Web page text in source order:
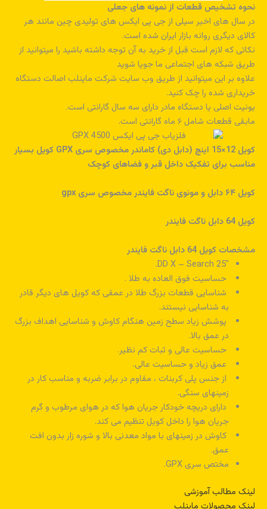
نحوه تشخیص قطعات از نمونه های جعلی
در سال های اخیر سیلی از جی پی ایکس های تولیدی چین مانند هر
کالای دیگری روانه بازار ایران شده است.
نکاتی که لازم است قبل از خرید به آن توجه داشته باشید را میتوانید از
طریق شبکه های اجتماعی ما جویا شوید
علاوه بر این میتوانید از طریق وب سایت شرکت ماینلب اصالت دستگاه
خریداری شده را چک کنید.
یونیت اصلی یا دستگاه مادر دارای سه سال گارانتی است.
مابقی قطعات شامل ۶ ماه گارانتی است.
کویل 12×15 اینچ (دابل دی) کاماندر مخصوص سری GPX کویل بسیار
مناسب برای تفکیک داخل قبر و فضاهای کوچک
کویل ۶۴ دابل و مونوی ناگت فایندر مخصوص سری gpx
کویل 64 دابل ناگت فایندر
مشخصات کویل 64 دابل ناگت فایندر
25″ DD X – Search.
حساسیت فوق العاده به طلا .
شناسایی قطعات بزرگ طلا در عمقی که کویل های دیگر قادر
به شناسایی نیستند.
پوشش زیاد سطح زمین هنگام کاوش و شناسایی اهداف بزرگ
در عمق بالا.
حساسیت عالی و ثبات کم نظیر.
عمق زیاد و حساسیت عالی.
از جنس پلی کربنات ، مقاوم در برابر ضربه و مناسب کار در
زمینهای سنگی.
دارای دریچه خودکار جریان هوا که در هوای مرطوب و گرم
جریان هوا را داخل کویل تنظیم می کند.
کاوش در زمینهای با مواد معدنی بالا و شوره زار بدون افت
عمق.
مختص سری GPX.
لینک مطالب آموزشی